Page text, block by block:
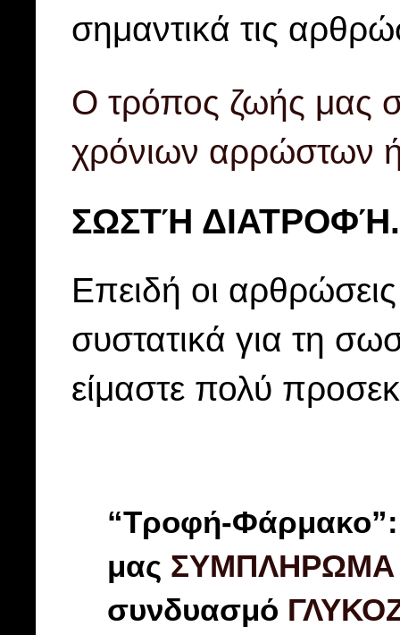
σημαντικά τις
Ο τρόπος ζωής μας
χρόνιων αρρώστων
ΣΩΣΤΉ ΔΙΑΤΡΟΦΉ.
Επειδή οι
συστατικά για τη
είμαστε πολύ
“Τροφή-Φάρμακο”:
μας ΣΥΜΠΛΗΡΩΜΑ
συνδυασμό